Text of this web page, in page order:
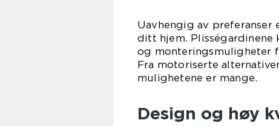
Uavhengig av preferanser
ditt hjem. Plisségardinene
og monteringsmuligheter
Fra motoriserte
mulighetene er mange.
Design og høy